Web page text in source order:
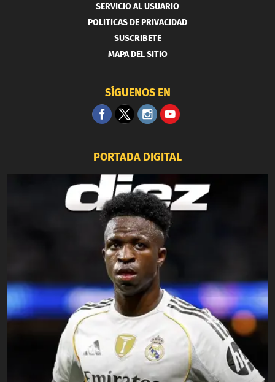
SERVICIO AL USUARIO
POLITICAS DE PRIVACIDAD
SUSCRIBETE
MAPA DEL SITIO
SÍGUENOS EN
PORTADA DIGITAL